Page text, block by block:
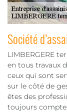
Société
LIMBERGERE
en tous travaux
ceux qui sont
sur le côté de
êtes des
toujours